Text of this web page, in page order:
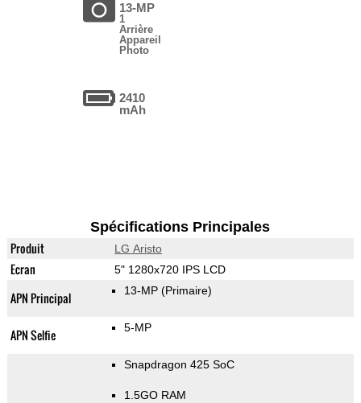
13-MP
1
Arrière
Appareil
Photo
2410
mAh
Spécifications Principales
Produit LG Aristo
Ecran 5" 1280x720 IPS LCD
APN Principal 13-MP (Primaire)
APN Selfie 5-MP
Snapdragon 425 SoC
1.5GO RAM